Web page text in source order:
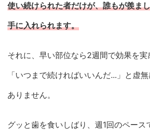
使い続けられた者だけが、誰もが羨ま
手に入れられます。
それに、早い部位なら2週間で効果を実
「いつまで続ければいいんだ...」と虚
ありません。
グッと歯を食いしばり、週1回のペース